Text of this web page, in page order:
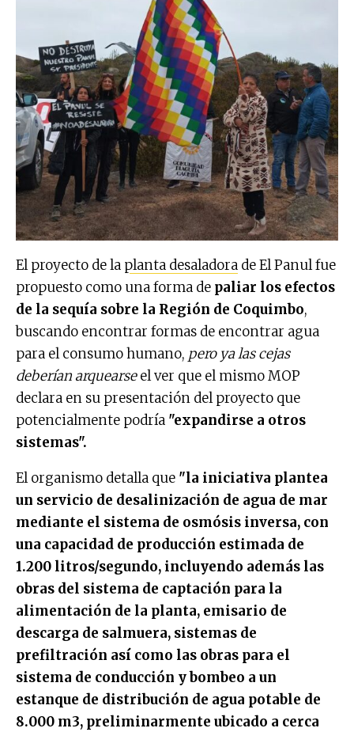
El proyecto de la planta desaladora de El Panul fue
propuesto como una forma de paliar los efectos
de la sequía sobre la Región de Coquimbo,
buscando encontrar formas de encontrar agua
para el consumo humano, pero ya las cejas
deberían arquearseel ver que el mismo MOP
declara en su presentación del proyecto que
potencialmente podría "expandirse a otros
sistemas".
El organismo detalla que "la iniciativa plantea
un servicio de desalinización de agua de mar
mediante el sistema de osmósis inversa, con
una capacidad de producción estimada de
1.200 litros/segundo, incluyendo además las
obras del sistema de captación para la
alimentación de la planta, emisario de
descarga de salmuera, sistemas de
prefiltración así como las obras para el
sistema de conducción y bombeo a un
estanque de distribución de agua potable de
8.000 m3, preliminarmente ubicado a cerca